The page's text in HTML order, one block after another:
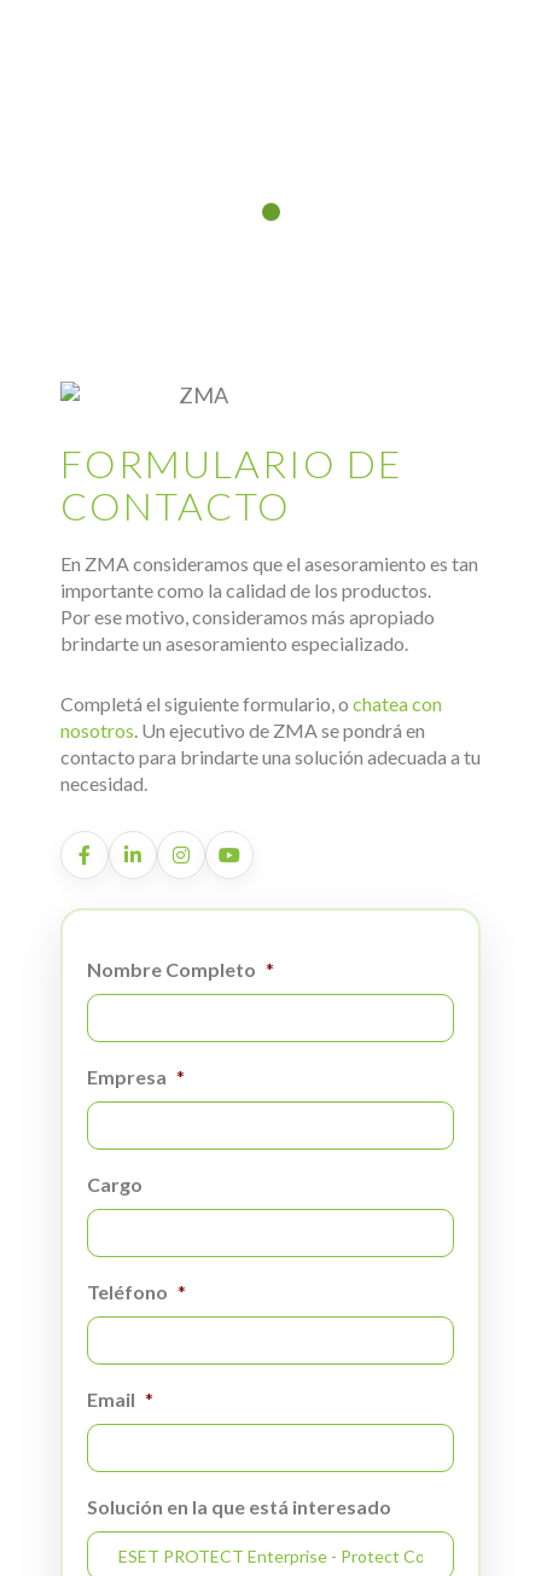
FORMULARIO DE
CONTACTO
En ZMA consideramos que el asesoramiento es tan
importante como la calidad de los productos.
Por ese motivo, consideramos más apropiado
brindarte un asesoramiento especializado.
Completá el siguiente formulario, o chatea con
nosotros. Un ejecutivo de ZMA se pondrá en
contacto para brindarte una solución adecuada a tu
necesidad.
Nombre Completo *
Empresa *
Cargo
Teléfono *
Email *
Solución en la que está interesado